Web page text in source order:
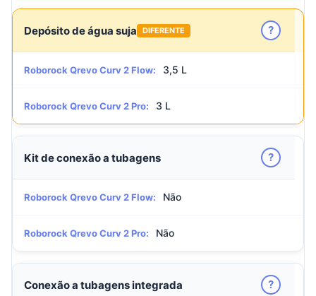
Depósito de água suja DIFERENTE ?
Roborock Qrevo Curv 2 Flow: 3,5 L
Roborock Qrevo Curv 2 Pro: 3 L
Kit de conexão a tubagens ?
Roborock Qrevo Curv 2 Flow: Não
Roborock Qrevo Curv 2 Pro: Não
Conexão a tubagens integrada ?